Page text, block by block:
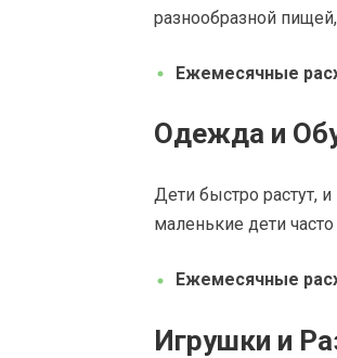
разнообразной
Ежемесячные
Одежда и
Дети быстро растут,
маленькие дети
Ежемесячные
Игрушки и